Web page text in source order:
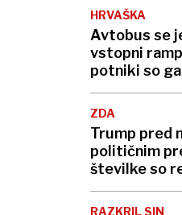
HRVAŠKA
Avtobus se
vstopni
potniki so
potiskali
ZDA
Trump pred
političnim
številke so
RAZKRIL SIN